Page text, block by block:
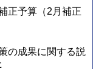
正予算（2月補正
の成果に関する説